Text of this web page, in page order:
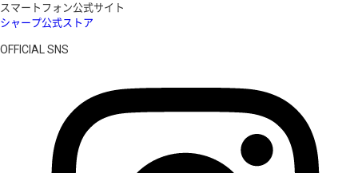
スマートフォン公式サイト
シャープ公式ストア
OFFICIAL SNS